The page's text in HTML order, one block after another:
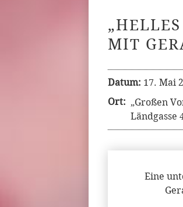
MIT
Datum: 17. Mai
Ort: „Großen
Ländgasse
Eine